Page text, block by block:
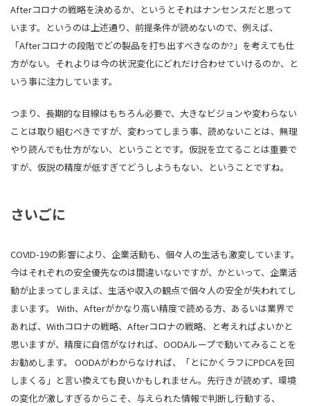
Afterコロナの戦略を決めるか、というとそれはナンセンスだと思って
います。というのは上述通り、前提条件が読めないので、例えば、
「Afterコロナの段階でどの製品を打ち出すべきなのか?」を考えても仕
方がない。それよりは今の状況変化にどれだけ合わせていけるのか、と
いう事に注力しています。
つまり、長期的な目線はもちろん必要で、大きなビジョンや変わらない
ことは取り組むべきですが、変わってしまう事、読めないことは、無理
やり読んでも仕方がない、ということです。仮説を立てることは重要で
すが、仮説の精度が低すぎてどうしようもない、ということですね。
さいごに
COVID-19の影響により、企業活動も、個々人の生活も激変しています。
今はそれぞれの安全優先なのは間違いないですが、かといって、企業活
動が止まってしまえば、生活や収入の観点で個々人の安全が失われてし
まいます。 With、Afterがかなり高い精度で読める方、あるいは業界で
あれば、Withコロナの戦略、Afterコロナの戦略、と考えればよいかと
思いますが、精度に自信がなければ、OODAループで動いてみることを
お勧めします。 OODAがわからなければ、「とにかくラフにPDCAを回
しまくる」と言い換えても良いかもしれません。先行きが読めず、環境
の変化が激しすぎるからこそ、与えられた情報で判断し行動する、